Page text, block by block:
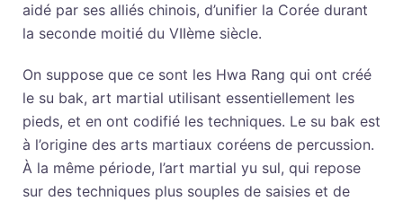
aidé par ses alliés chinois, d’unifier la Corée durant
la seconde moitié du VIIème siècle.
On suppose que ce sont les Hwa Rang qui ont créé
le su bak, art martial utilisant essentiellement les
pieds, et en ont codifié les techniques. Le su bak est
à l’origine des arts martiaux coréens de percussion.
À la même période, l’art martial yu sul, qui repose
sur des techniques plus souples de saisies et de